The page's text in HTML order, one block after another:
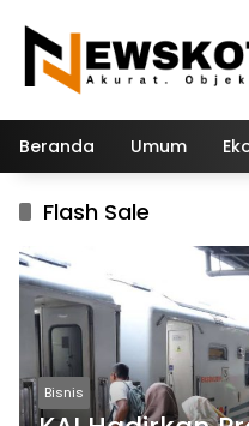
konten
Beranda Umum
Flash Sale
Bisnis